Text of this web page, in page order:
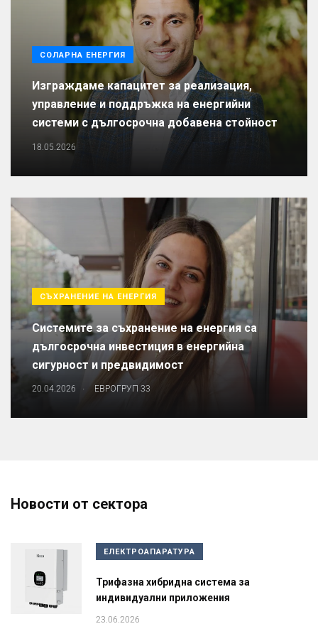
СОЛАРНА ЕНЕРГИЯ
Изграждаме капацитет за реализация,
управление и поддръжка на енергийни
системи с дългосрочна добавена стойност
18.05.2026
СЪХРАНЕНИЕ НА ЕНЕРГИЯ
Системите за съхранение на енергия са
дългосрочна инвестиция в енергийна
сигурност и предвидимост
20.04.2026 . ЕВРОГРУП 33
Новости от сектора
ЕЛЕКТРОАПАРАТУРА
Трифазна хибридна система за
индивидуални приложения
23.06.2026